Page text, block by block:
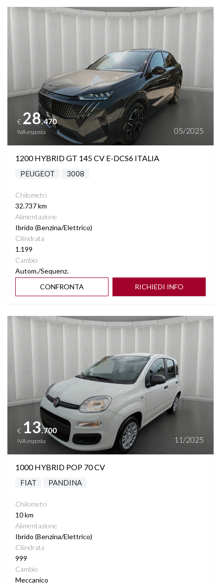
Vedi dettagli
€ 28.470
IVA esposta 05/2025
1200 HYBRID GT 145 CV E-DCS6 ITALIA
PEUGEOT 3008
Chilometri
32.737 km
Alimentazione
Ibrido (Benzina/Elettrico)
Cilindrata
1.199
Cambio
Autom./Sequenz.
CONFRONTA
RICHIEDI INFO
Vedi dettagli
€ 13.700
IVA esposta 11/2025
1000 HYBRID POP 70 CV
FIAT PANDINA
Chilometri
10 km
Alimentazione
Ibrido (Benzina/Elettrico)
Cilindrata
999
Cambio
Meccanico